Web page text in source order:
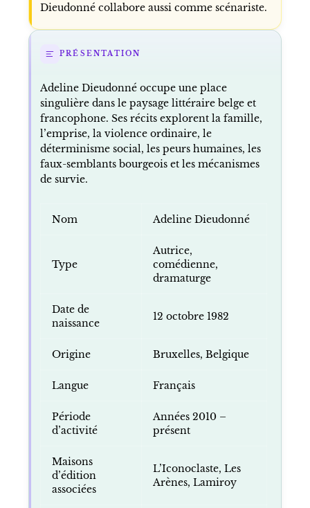
Dieudonné collabore aussi comme scénariste.
PRÉSENTATION
Adeline Dieudonné occupe une place
singulière dans le paysage littéraire belge et
francophone. Ses récits explorent la famille,
l’emprise, la violence ordinaire, le
déterminisme social, les peurs humaines, les
faux-semblants bourgeois et les mécanismes
de survie.
Nom Adeline Dieudonné
Type
Autrice,
comédienne,
dramaturge
Date de
naissance
12 octobre 1982
Origine Bruxelles, Belgique
Langue Français
Période
d’activité
Années 2010 –
présent
Maisons
d’édition
associées
L’Iconoclaste, Les
Arènes, Lamiroy